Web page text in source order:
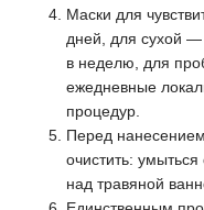
Маски для
дней, для сухой
в неделю, для
ежедневные
процедур.
Перед
очистить:
над травяной